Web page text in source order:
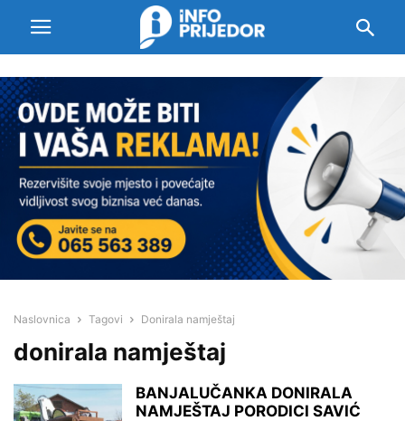
Naslovnica Tagovi Donirala namještaj
donirala namještaj
BANJALUČANKA DONIRALA
NAMJEŠTAJ PORODICI SAVIĆ